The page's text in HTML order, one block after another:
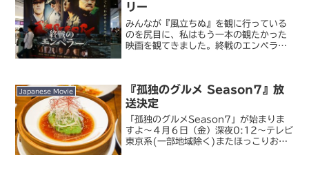
リー
みんなが『風立ちぬ』を観に行っている
のを尻目に、私はもう一本の観たかった
映画を観てきました。終戦のエンペラー
と、それに関わった人々...
Japanese Movie
『孤独のグルメ Season7』放
送決定
「孤独のグルメSeason7」が始まりま
すよ〜４月６日（金）深夜0:12〜テレビ
東京系(一部地域除く)またほっこりおい